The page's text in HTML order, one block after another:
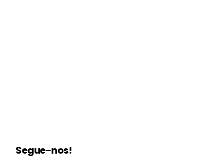
Segue-nos!